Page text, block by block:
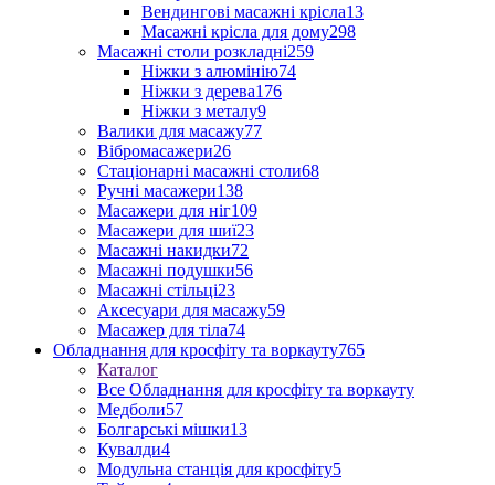
Вендингові масажні крісла13
Масажні крісла для дому298
Масажні столи розкладні259
Ніжки з алюмінію74
Ніжки з дерева176
Ніжки з металу9
Валики для масажу77
Вібромасажери26
Стаціонарні масажні столи68
Ручні масажери138
Масажери для ніг109
Масажери для шиї23
Масажні накидки72
Масажні подушки56
Масажні стільці23
Аксесуари для масажу59
Масажер для тіла74
Обладнання для кросфіту та воркауту765
Каталог
Все Обладнання для кросфіту та воркауту
Медболи57
Болгарські мішки13
Кувалди4
Модульна станція для кросфіту5